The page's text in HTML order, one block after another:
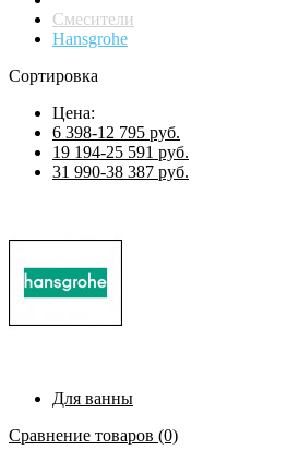
Смесители
Hansgrohe
Сортировка
Цена:
6 398-12 795 руб.
19 194-25 591 руб.
31 990-38 387 руб.
Для ванны
Сравнение товаров (0)